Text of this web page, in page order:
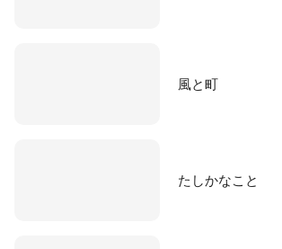
風と町
たしかなこと